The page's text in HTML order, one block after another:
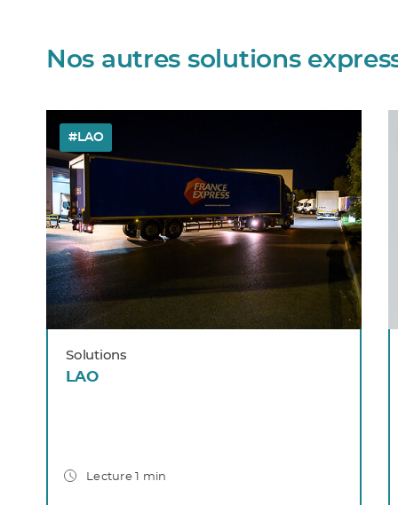
Nos autres solutions
#LAO
Solutions
LAO
Lecture 1 min